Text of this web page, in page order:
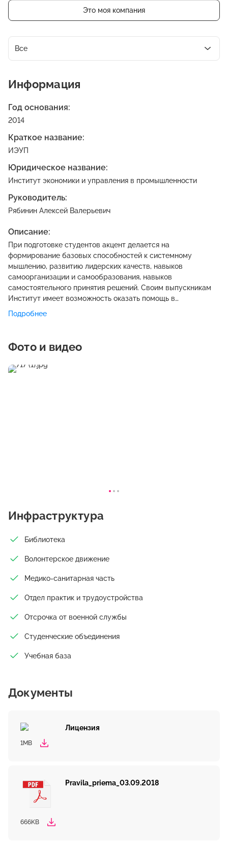
Это моя компания
Все
Информация
Год основания:
2014
Краткое название:
ИЭУП
Юридическое название:
Институт экономики и управления в промышленности
Руководитель:
Рябинин Алексей Валерьевич
Описание:
При подготовке студентов акцент делается на
формирование базовых способностей к системному
мышлению, развитию лидерских качеств, навыков
самоорганизации и самообразования, навыков
самостоятельного принятия решений. Своим выпускникам
Институт имеет возможность оказать помощь в
трудоустройстве. Преподаватели Института могут помочь в
решении трудных вопросов бизнеса, делового общения,
области муниципального и государственного управления,
менеджмента организации, бухгалтерского учета, анализа и
Подробнее
Фото и видео
Инфраструктура
Библиотека
Волонтерское движение
Медико-санитарная часть
Отдел практик и трудоустройства
Отсрочка от военной службы
Студенческие объединения
Учебная база
Документы
Лицензия
1MB
Pravila_priema_03.09.2018
666KB